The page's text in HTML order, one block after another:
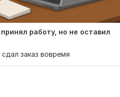
работу, но не оставил
заказ вовремя